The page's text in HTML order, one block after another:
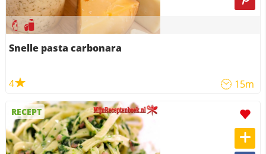
Snelle pasta carbonara
4 15m
RECEPT